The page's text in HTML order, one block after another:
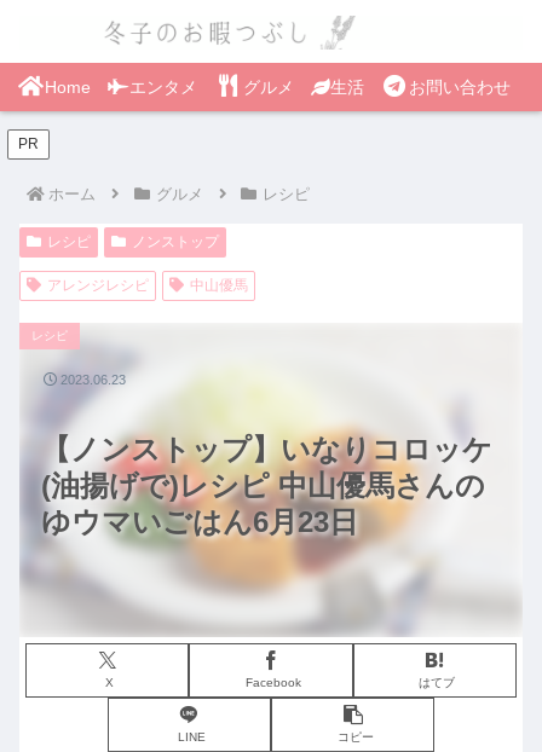
Home エンタメ グルメ 生活 お問い合わせ
PR
ホーム グルメ レシピ
レシピ ノンストップ
アレンジレシピ 中山優馬
【ノンストップ】いなりコロッケ
(油揚げで)レシピ 中山優馬さんの
ゆウマいごはん6月23日
レシピ
X Facebook はてブ
LINE コピー
2023.06.23